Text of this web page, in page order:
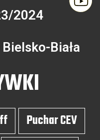
2024
Bielsko-Biała
Puchar CEV